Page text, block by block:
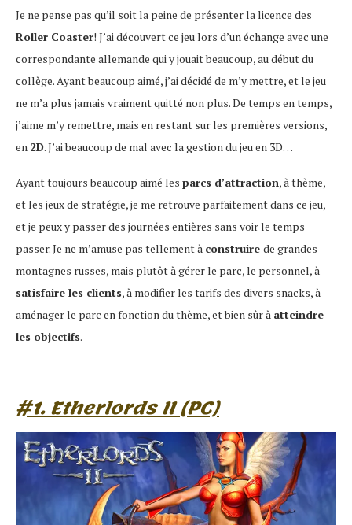
Je ne pense pas qu’il soit la peine de présenter la licence des
Roller Coaster! J’ai découvert ce jeu lors d’un échange avec une
correspondante allemande qui y jouait beaucoup, au début du
collège. Ayant beaucoup aimé, j’ai décidé de m’y mettre, et le jeu
ne m’a plus jamais vraiment quitté non plus. De temps en temps,
j’aime m’y remettre, mais en restant sur les premières versions,
en 2D. J’ai beaucoup de mal avec la gestion du jeu en 3D…
Ayant toujours beaucoup aimé les parcs d’attraction, à thème,
et les jeux de stratégie, je me retrouve parfaitement dans ce jeu,
et je peux y passer des journées entières sans voir le temps
passer. Je ne m’amuse pas tellement à construire de grandes
montagnes russes, mais plutôt à gérer le parc, le personnel, à
satisfaire les clients, à modifier les tarifs des divers snacks, à
aménager le parc en fonction du thème, et bien sûr à atteindre
les objectifs.
#1. Etherlords II (PC)